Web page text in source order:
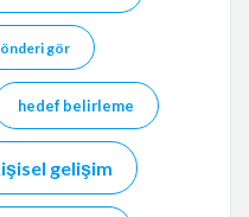
gör
hedef belirleme
gelişim